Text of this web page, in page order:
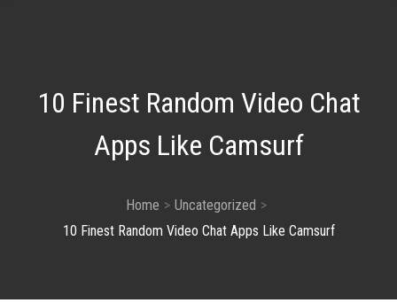
10 Finest Random Video Chat
Apps Like Camsurf
Home
Uncategorized
10 Finest Random Video Chat Apps Like Camsurf